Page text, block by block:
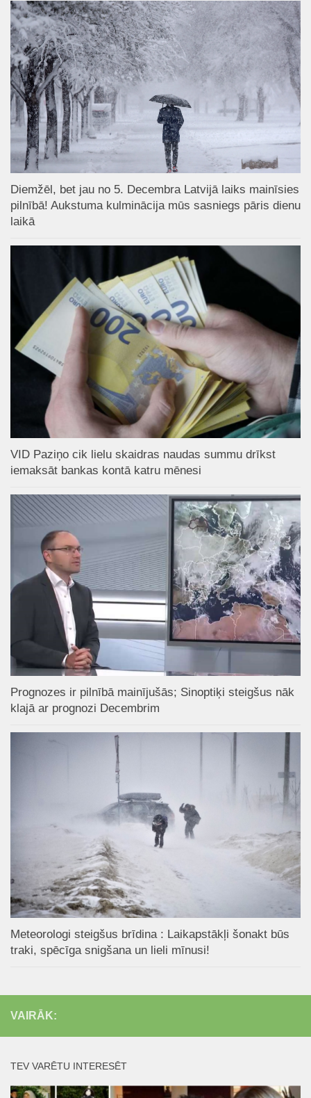
Diemžēl, bet jau no 5. Decembra Latvijā laiks mainīsies
pilnībā! Aukstuma kulminācija mūs sasniegs pāris dienu
laikā
VID Paziņo cik lielu skaidras naudas summu drīkst
iemaksāt bankas kontā katru mēnesi
Prognozes ir pilnībā mainījušās; Sinoptiķi steigšus nāk
klajā ar prognozi Decembrim
Meteorologi steigšus brīdina : Laikapstākļi šonakt būs
traki, spēcīga snigšana un lieli mīnusi!
VAIRĀK:
TEV VARĒTU INTERESĒT